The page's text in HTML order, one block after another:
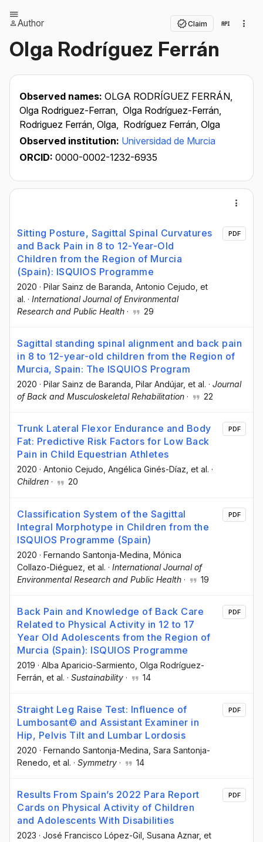
Author Claim
Olga Rodríguez Ferrán
Observed names: OLGA RODRÍGUEZ FERRÁN,
Olga Rodriguez-Ferran, Olga Rodríguez-Ferrán,
Rodriguez Ferrán, Olga, Rodríguez Ferrán, Olga
Observed institution: Universidad de Murcia
ORCID: 0000-0002-1232-6935
Sitting Posture, Sagittal Spinal Curvatures
and Back Pain in 8 to 12-Year-Old
Children from the Region of Murcia
(Spain): ISQUIOS Programme
2020 · Pilar Sainz de Baranda , Antonio Cejudo , et
al. · International Journal of Environmental
Research and Public Health · 29
PDF
Sagittal standing spinal alignment and back pain
in 8 to 12-year-old children from the Region of
Murcia, Spain: The ISQUIOS Program
2020 · Pilar Sainz de Baranda , Pilar Andújar, et al. · Journal
of Back and Musculoskeletal Rehabilitation · 22
Trunk Lateral Flexor Endurance and Body
Fat: Predictive Risk Factors for Low Back
Pain in Child Equestrian Athletes
2020 · Antonio Cejudo , Angélica Ginés-Díaz , et al. ·
Children · 20
PDF
Classification System of the Sagittal
Integral Morphotype in Children from the
ISQUIOS Programme (Spain)
2020 · Fernando Santonja-Medina , Mónica
Collazo-Diéguez , et al. · International Journal of
Environmental Research and Public Health · 19
PDF
Back Pain and Knowledge of Back Care
Related to Physical Activity in 12 to 17
Year Old Adolescents from the Region of
Murcia (Spain): ISQUIOS Programme
2019 · Alba Aparicio-Sarmiento , Olga Rodríguez-
Ferrán , et al. · Sustainability · 14
PDF
Straight Leg Raise Test: Influence of
Lumbosant© and Assistant Examiner in
Hip, Pelvis Tilt and Lumbar Lordosis
2020 · Fernando Santonja-Medina , Sara Santonja-
Renedo , et al. · Symmetry · 14
PDF
Results From Spain’s 2022 Para Report
Cards on Physical Activity of Children
and Adolescents With Disabilities
2023 · José Francisco López-Gil , Susana Aznar, et
PDF